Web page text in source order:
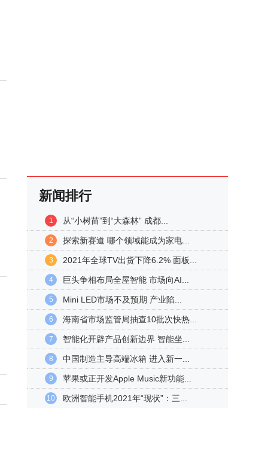
新闻排行
1 从“小树苗”到“大森林” 成都...
2 探索新赛道 哪个领域能成为家电...
3 2021年全球TV出货下降6.2% 面板...
4 巨头争相布局全屋智能 市场向AI...
5 Mini LED市场不及预期 产业陷...
6 海南省市场监管局抽查10批次快热...
7 智能化开辟产品创新边界 智能坐...
8 中国制造主导高端冰箱 进入新一...
9 苹果或正开发Apple Music新功能...
10 欧洲智能手机2021年“现状”：三...